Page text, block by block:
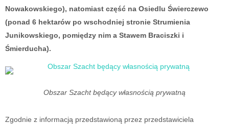
Nowakowskiego), natomiast część na Osiedlu Świerczewo
(ponad 6 hektarów po wschodniej stronie Strumienia
Junikowskiego, pomiędzy nim a Stawem Braciszki i
Śmierducha).
Obszar Szacht będący własnością prywatną
Zgodnie z informacją przedstawioną przez przedstawiciela